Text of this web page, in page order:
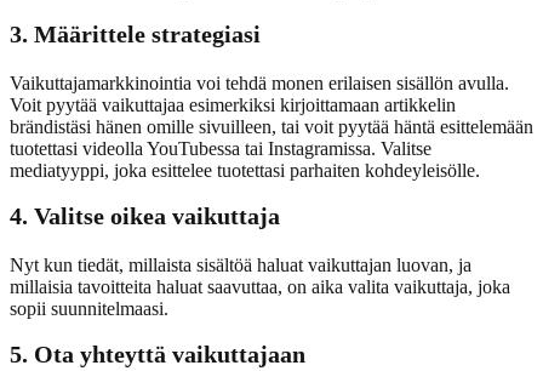
3. Määrittele strategiasi
Vaikuttajamarkkinointia voi tehdä monen erilaisen sisällön avulla.
Voit pyytää vaikuttajaa esimerkiksi kirjoittamaan artikkelin
brändistäsi hänen omille sivuilleen, tai voit pyytää häntä esittelemään
tuotettasi videolla YouTubessa tai Instagramissa. Valitse
mediatyyppi, joka esittelee tuotettasi parhaiten kohdeyleisölle.
4. Valitse oikea vaikuttaja
Nyt kun tiedät, millaista sisältöä haluat vaikuttajan luovan, ja
millaisia tavoitteita haluat saavuttaa, on aika valita vaikuttaja, joka
sopii suunnitelmaasi.
5. Ota yhteyttä vaikuttajaan